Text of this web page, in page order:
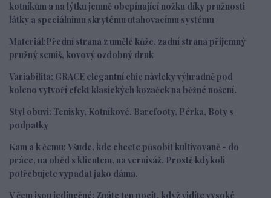
kotníkům a na lýtku jemně obepínající nožku díky pružnosti
látky a speciálnimu skrytému utahovacímu systému
Materiál:Přední strana z umělé kůže, zadní strana příjemný
pružný semiš, kovový ozdobný druk
Variabilita: GRACE elegantní chic návleky výhradně pod
koleno vytvoří efekt klasických kozaček na běžné nošení.
Styl obuvi: Tenisky, Kotníkové, Barefooty, Pérka, Boty s
podpatky
Kam a k čemu: Všude, kde chcete působit kultivovaně - do
práce, na oběd s klientem, na vernisáž. Prostě kdykoli
potřebujete vypadat jako dáma.
V čem jsou jedinečné: Znáte ten pocit, když vidíte vysoké